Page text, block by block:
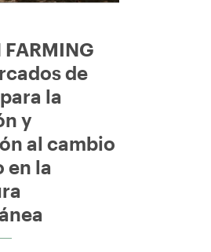
FARMING
de
la
y
al cambio
en la